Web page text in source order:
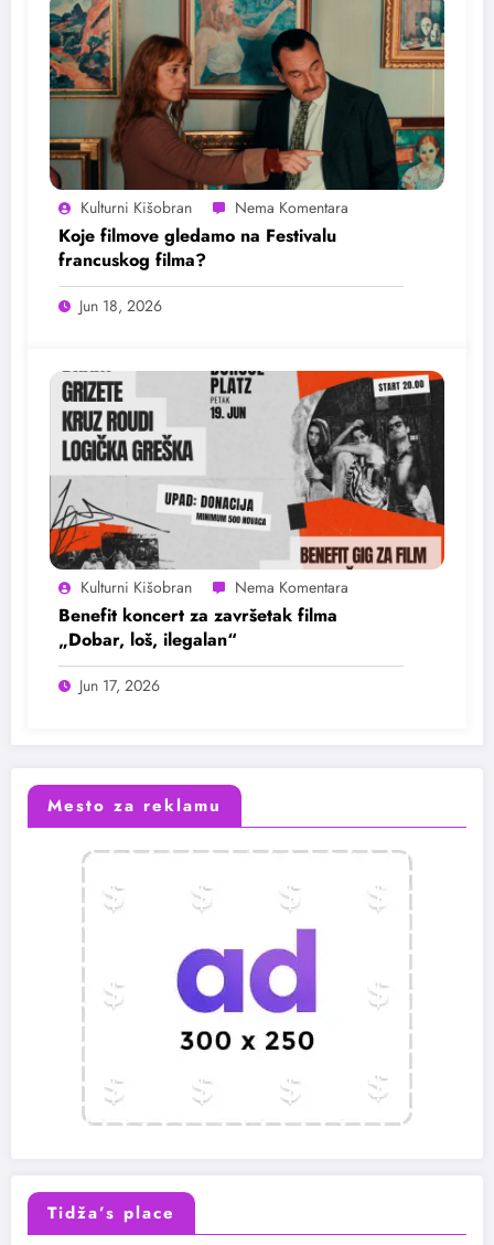
Kulturni Kišobran
Koje filmove gledamo na Festivalu
francuskog filma?
Jun 18, 2026
Kulturni Kišobran
Benefit koncert za završetak filma
„Dobar, loš, ilegalan“
Jun 17, 2026
Mesto za reklamu
Tidža’s place